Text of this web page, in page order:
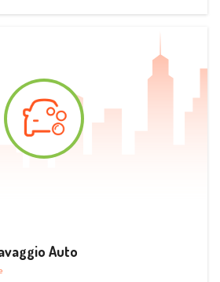
Auto